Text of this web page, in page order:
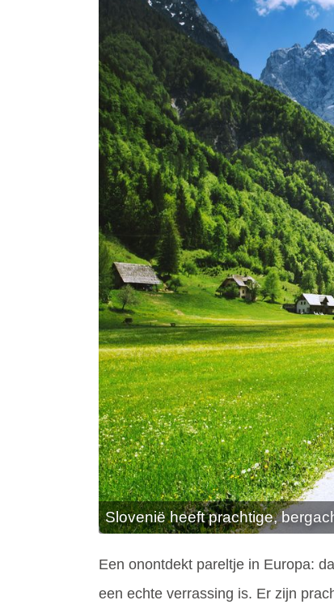
Slovenië heeft prachtige,
Een onontdekt pareltje in Europa:
een echte verrassing is. Er zijn